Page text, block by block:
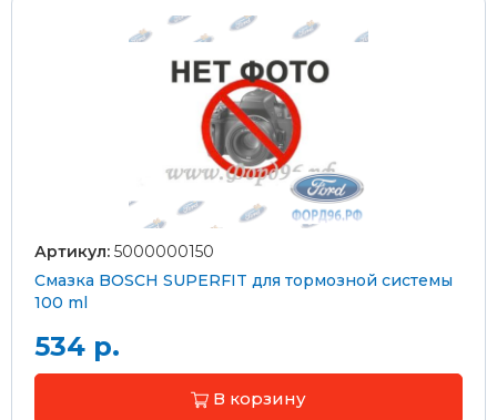
Артикул: 5000000150
Смазка BOSCH SUPERFIT для тормозной системы
100 ml
534 р.
В корзину